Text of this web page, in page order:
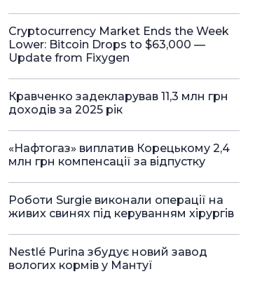
Cryptocurrency Market Ends the Week
Lower: Bitcoin Drops to $63,000 —
Update from Fixygen
Кравченко задекларував 11,3 млн грн
доходів за 2025 рік
«Нафтогаз» виплатив Корецькому 2,4
млн грн компенсації за відпустку
Роботи Surgie виконали операції на
живих свинях під керуванням хірургів
Nestlé Purina збудує новий завод
вологих кормів у Мантуї